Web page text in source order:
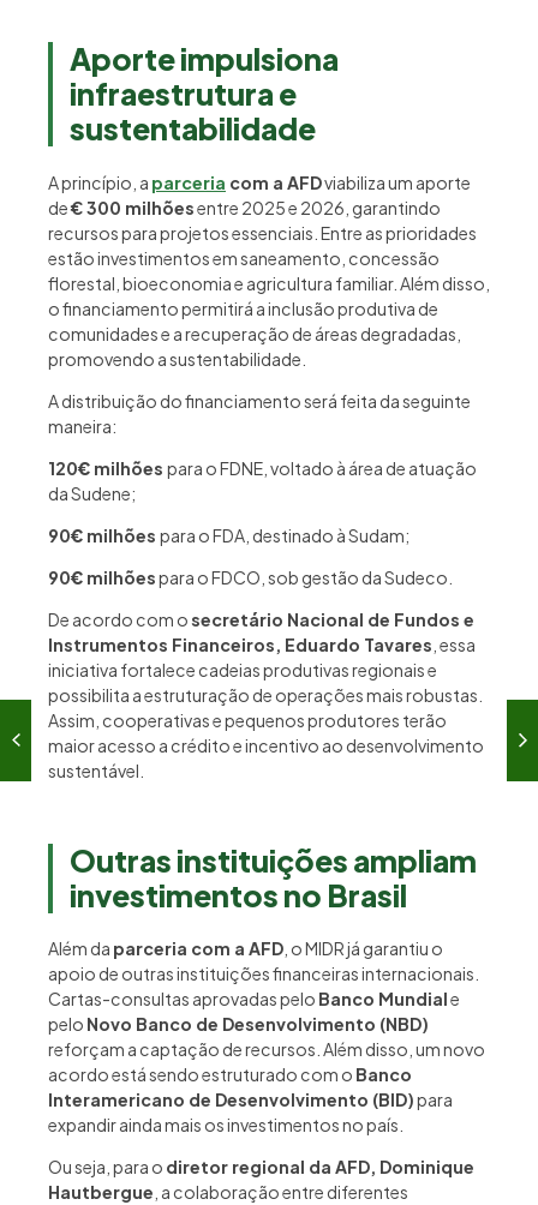
Aporte impulsiona
infraestrutura e
sustentabilidade
A princípio, a parceria com a AFDviabiliza um aporte
de€ 300 milhõesentre 2025 e 2026, garantindo
recursos para projetos essenciais. Entre as prioridades
estão investimentos em saneamento, concessão
florestal, bioeconomia e agricultura familiar. Além disso,
o financiamento permitirá a inclusão produtiva de
comunidades e a recuperação de áreas degradadas,
promovendo a sustentabilidade.
A distribuição do financiamento será feita da seguinte
maneira:
120€ milhões para o FDNE, voltado à área de atuação
da Sudene;
90€ milhões para o FDA, destinado à Sudam;
90€ milhõespara o FDCO, sob gestão da Sudeco.
De acordo com osecretário Nacional de Fundos e
Instrumentos Financeiros, Eduardo Tavares , essa
iniciativa fortalece cadeias produtivas regionais e
possibilita a estruturação de operações mais robustas.
Assim, cooperativas e pequenos produtores terão
maior acesso a crédito e incentivo ao desenvolvimento
sustentável.
Outras instituições ampliam
investimentos no Brasil
Além da parceria com a AFD , o MIDR já garantiu o
apoio de outras instituições financeiras internacionais.
Cartas-consultas aprovadas pelo Banco Mundiale
pelo Novo Banco de Desenvolvimento (NBD)
reforçam a captação de recursos. Além disso, um novo
acordo está sendo estruturado com o Banco
Interamericano de Desenvolvimento (BID)para
expandir ainda mais os investimentos no país.
Ou seja, para o diretor regional da AFD, Dominique
Hautbergue , a colaboração entre diferentes